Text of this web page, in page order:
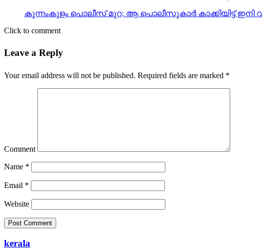
കുന്നംകുളം പൊലീസ് മുറ; ആ പൊലീസുകാര്‍ കാക്കിയിട്ട് ഇനി
Click to comment
Leave a Reply
Your email address will not be published. Required fields are marked *
Comment
Name *
Email *
Website
kerala